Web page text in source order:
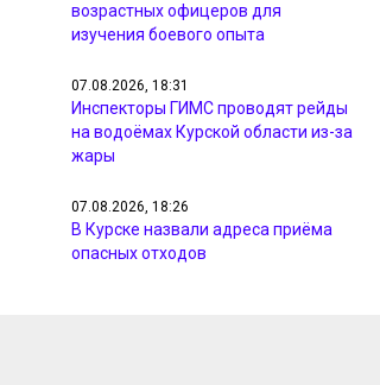
возрастных офицеров для
изучения боевого опыта
07.08.2026, 18:31
Инспекторы ГИМС проводят рейды
на водоёмах Курской области из-за
жары
07.08.2026, 18:26
В Курске назвали адреса приёма
опасных отходов